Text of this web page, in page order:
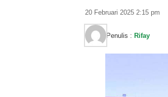
20 Februari 2025 2:15 pm
Penulis : Rifay